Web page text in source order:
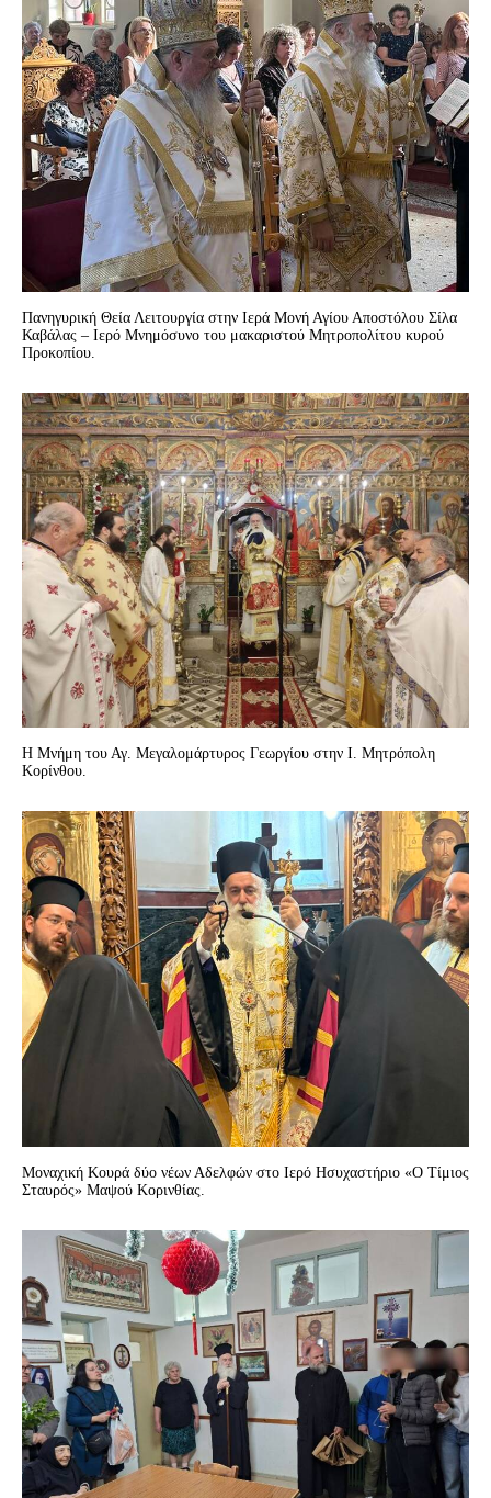
Πανηγυρική Θεία Λειτουργία στην Ιερά Μονή Αγίου Αποστόλου Σίλα
Καβάλας – Ιερό Μνημόσυνο του μακαριστού Μητροπολίτου κυρού
Προκοπίου.
Η Μνήμη του Αγ. Μεγαλομάρτυρος Γεωργίου στην Ι. Μητρόπολη
Κορίνθου.
Μοναχική Κουρά δύο νέων Αδελφών στο Ιερό Ησυχαστήριο «Ο Τίμιος
Σταυρός» Μαψού Κορινθίας.